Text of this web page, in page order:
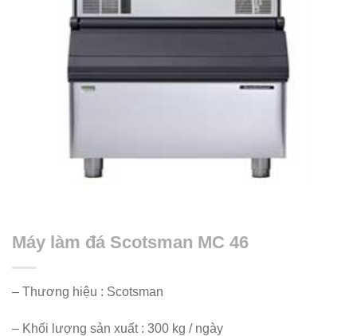
Máy làm đá Scotsman MC 46
– Thương hiệu : Scotsman
– Khối lượng sản xuất : 300 kg / ngày